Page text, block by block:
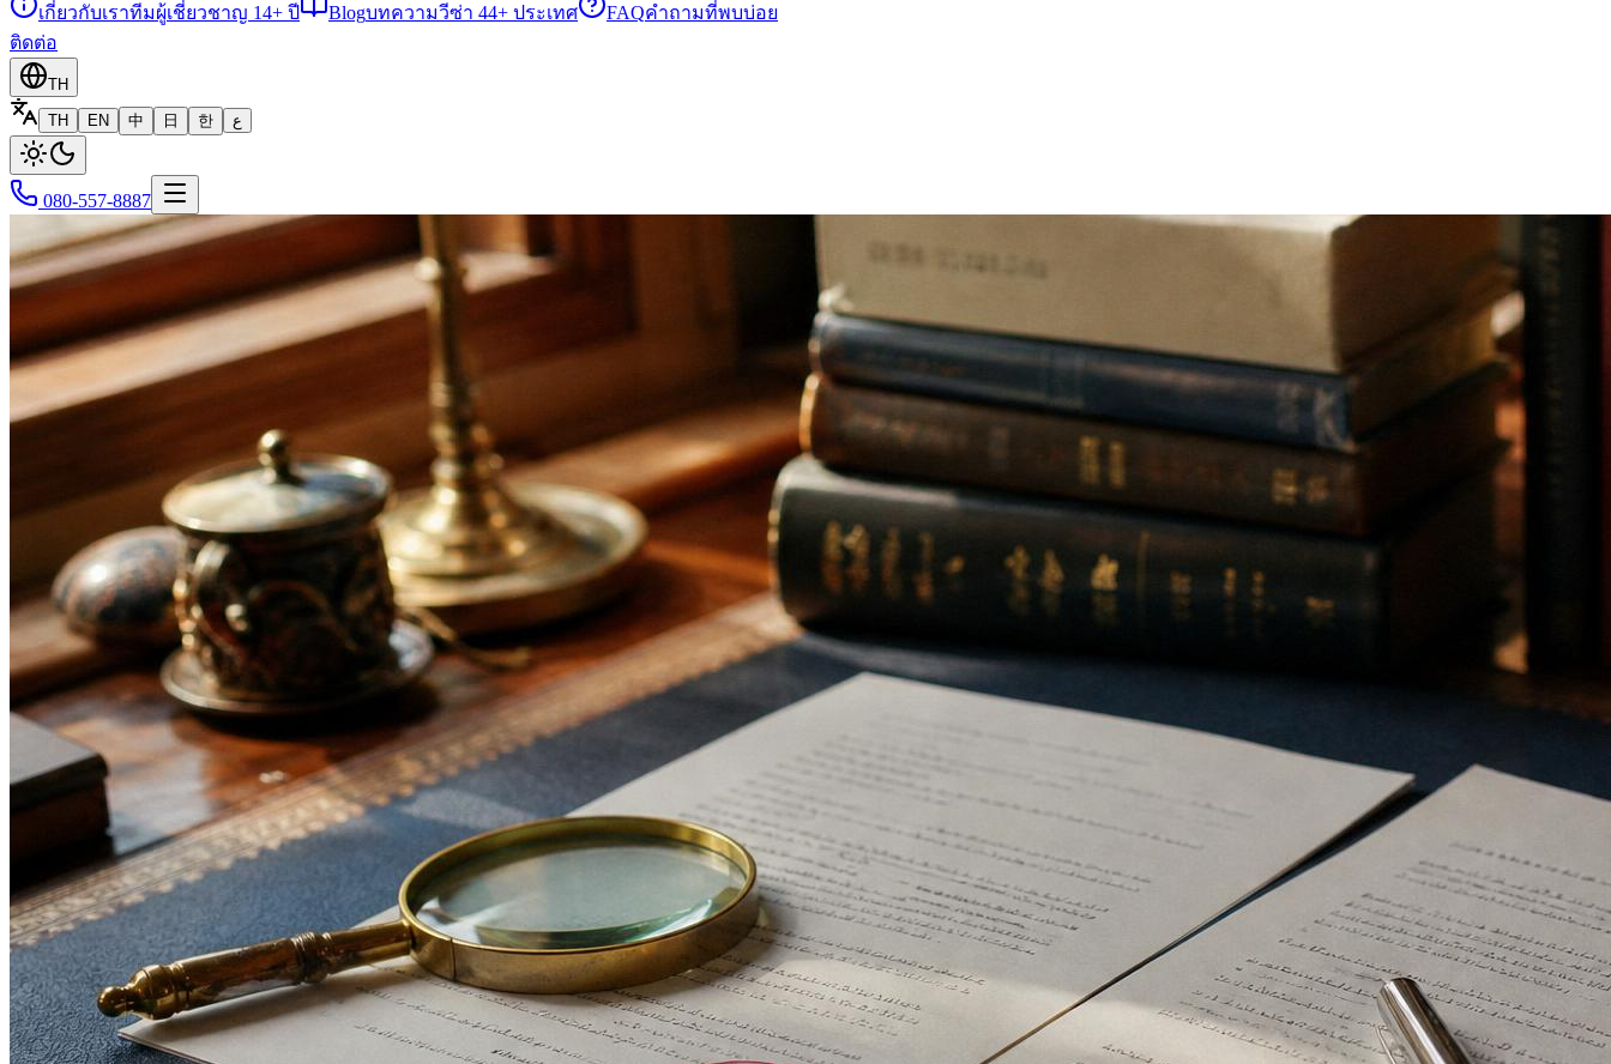
เกี่ยวกับเราทีมผู้เชี่ยวชาญ 14+ ปี Blogบทความวีซ่า 44+ ประเทศ FAQคำถามที่พบบ่อย
ติดต่อ
TH
TH
EN 中 日 한 ع
080-557-8887